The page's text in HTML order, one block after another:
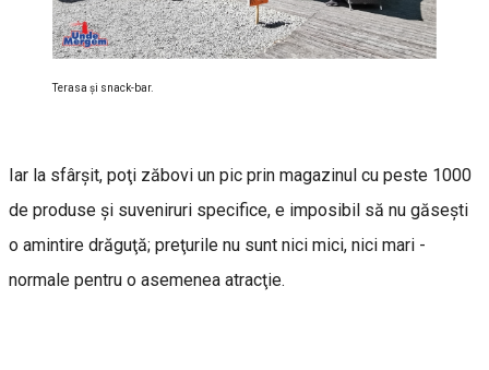
Terasa şi snack-bar.
Iar la sfârşit, poţi zăbovi un pic prin magazinul cu peste 1000
de produse şi suveniruri specifice, e imposibil să nu găseşti
o amintire drăguţă; preţurile nu sunt nici mici, nici mari -
normale pentru o asemenea atracţie.